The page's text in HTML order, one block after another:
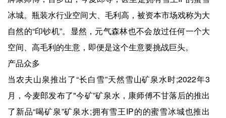
冰城。瓶装水行业空间大、毛利高，被资本市场戏称为大
自然的“印钞机”。显然，元气森林也不会放过任何一个大
空间、高毛利的生意，即便是这个生意要挑战巨头。
产品众多
当农夫山泉推出了“长白雪”天然雪山矿泉水时;2022年3
月，今麦郎发布了"今矿”矿泉水，康师傅不甘落后的推出
了新品“喝矿泉”矿泉水;拥有雪王IP的的蜜雪冰城也推出